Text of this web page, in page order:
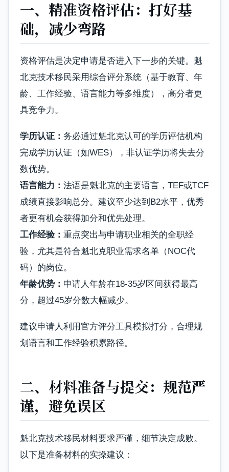
一、精准资格评估：打好基
础，减少弯路
资格评估是决定申请是否进入下一步的关键。魁
北克技术移民采用综合评分系统（基于教育、年
龄、工作经验、语言能力等多维度），高分者更
具竞争力。
学历认证： 务必通过魁北克认可的学历评估机构
完成学历认证（如WES），非认证学历将失去分
数优势。
语言能力： 法语是魁北克的主要语言，TEF或TCF
成绩直接影响总分。建议至少达到B2水平，优秀
者更有机会获得加分和优先处理。
工作经验： 重点突出与申请职业相关的全职经
验，尤其是符合魁北克职业需求名单（NOC代
码）的岗位。
年龄优势： 申请人年龄在18-35岁区间获得最高
分，超过45岁分数大幅减少。
建议申请人利用官方评分工具模拟打分，合理规
划语言和工作经验积累路径。
二、材料准备与提交：规范严
谨，避免误区
魁北克技术移民材料要求严谨，细节决定成败。
以下是准备材料的实操建议：